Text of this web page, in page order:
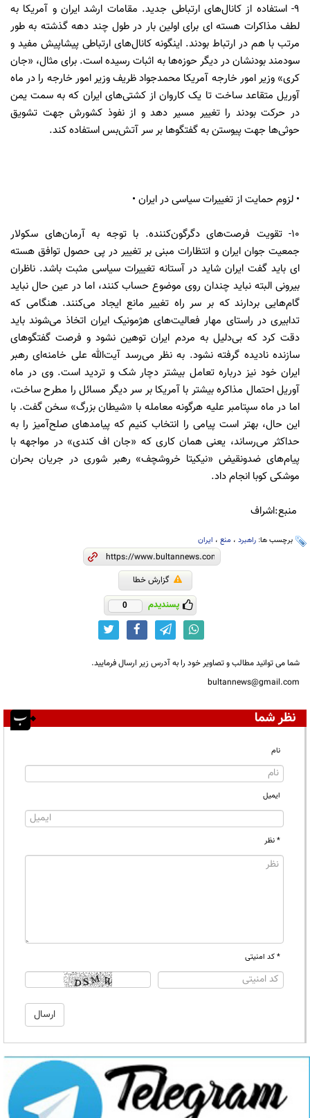
۹- استفاده از کانال‌های ارتباطی جدید. مقامات ارشد ایران و آمریکا به
لطف مذاکرات هسته ای برای اولین بار در طول چند دهه گذشته به طور
مرتب با هم در ارتباط بودند. اینگونه کانال‌های ارتباطی پیشاپیش مفید و
سودمند بودنشان در دیگر حوزه‌ها به اثبات رسیده است. برای مثال، «جان
کری» وزیر امور خارجه آمریکا محمدجواد ظریف وزیر امور خارجه را در ماه
آوریل متقاعد ساخت تا یک کاروان از کشتی‌های ایران که به سمت یمن
در حرکت بودند را تغییر مسیر دهد و از نفوذ کشورش جهت تشویق
حوثی‌ها جهت پیوستن به گفتگوها بر سر آتش‌بس استفاده کند.
• لزوم حمایت از تغییرات سیاسی در ایران •
۱۰- تقویت فرصت‌های دگرگون‌کننده. با توجه به آرمان‌های سکولار
جمعیت جوان ایران و انتظارات مبنی بر تغییر در پی حصول توافق هسته
ای باید گفت ایران شاید در آستانه تغییرات سیاسی مثبت باشد. ناظران
بیرونی البته نباید چندان روی موضوع حساب کنند، اما در عین حال نباید
گام‌هایی بردارند که بر سر راه تغییر مانع ایجاد می‌کنند. هنگامی که
تدابیری در راستای مهار فعالیت‌های هژمونیک ایران اتخاذ می‌شوند باید
دقت کرد که بی‌دلیل به مردم ایران توهین نشود و فرصت گفتگوهای
سازنده نادیده گرفته نشود. به نظر می‌رسد آیت‌الله علی خامنه‌ای رهبر
ایران خود نیز درباره تعامل بیشتر دچار شک و تردید است. وی در ماه
آوریل احتمال مذاکره بیشتر با آمریکا بر سر دیگر مسائل را مطرح ساخت،
اما در ماه سپتامبر علیه هرگونه معامله با «شیطان بزرگ» سخن گفت. با
این حال، بهتر است پیامی را انتخاب کنیم که پیامدهای صلح‌آمیز را به
حداکثر می‌رساند، یعنی همان کاری که «جان اف کندی» در مواجهه با
پیام‌های ضدونقیض «نیکیتا خروشچف» رهبر شوری در جریان بحران
موشکی کوبا انجام داد.
منبع:اشراف
برچسب ها: راهبرد ، منع ، ایران
گزارش خطا
پسندیدم 0
شما می توانید مطالب و تصاویر خود را به آدرس زیر ارسال فرمایید.
bultannews@gmail.com
نظر شما
نام
ایمیل
* نظر
* کد امنیتی